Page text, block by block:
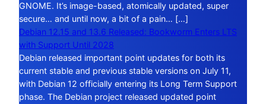
GNOME. It’s image-based, atomically updated, super
secure… and until now, a bit of a pain… […]
Debian 12.15 and 13.6 Released: Bookworm Enters LTS
with Support Until 2028
Debian released important point updates for both its
current stable and previous stable versions on July 11,
with Debian 12 officially entering its Long Term Support
phase. The Debian project released updated point